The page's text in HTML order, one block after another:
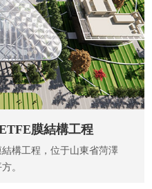
膜結構工程
構工程，位于山東省菏澤
。